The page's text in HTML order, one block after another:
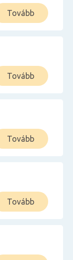
Tovább
Tovább
Tovább
Tovább